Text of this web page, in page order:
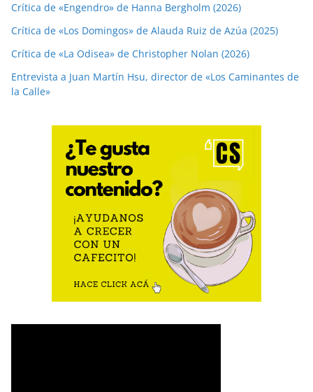
Crítica de «Engendro» de Hanna Bergholm (2026)
Crítica de «Los Domingos» de Alauda Ruiz de Azúa (2025)
Crítica de «La Odisea» de Christopher Nolan (2026)
Entrevista a Juan Martín Hsu, director de «Los Caminantes de
la Calle»